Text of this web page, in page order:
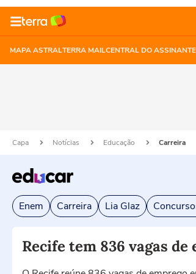
MAPA ASTRALTERRA MAILCENTRAL DO ASSINANTE
Capa Notícias Educação Carreira
Enem Carreira Lia Glaz
Recife tem 836 vagas